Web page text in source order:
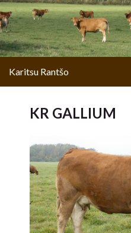
Karitsu Rantšo
KR GALLIUM